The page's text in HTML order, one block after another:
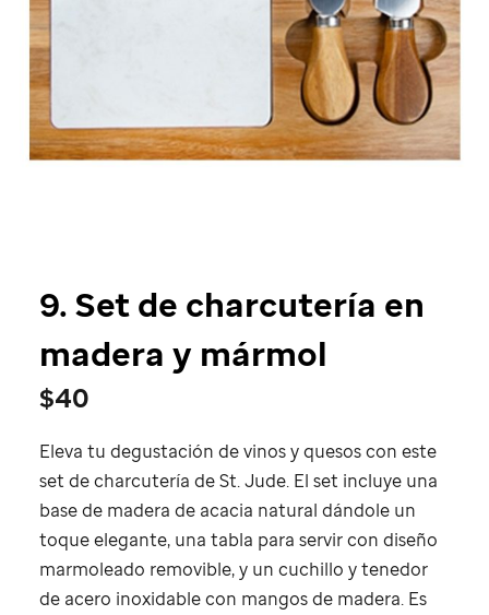
9. Set de charcutería en
madera y mármol
$40
Eleva tu degustación de vinos y quesos con este
set de charcutería deSt. Jude. El set incluye una
base de madera de acacia natural dándole un
toque elegante, una tabla para servir con diseño
marmoleado removible, y un cuchillo y tenedor
de acero inoxidable con mangos de madera. Es